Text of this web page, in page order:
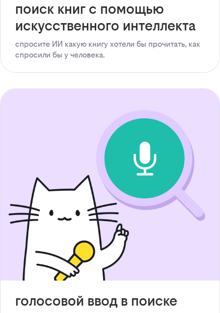
поиск книг с помощью
искусственного интеллекта
спросите ИИ какую книгу хотели бы прочитать, как
спросили бы у человека.
голосовой ввод в поиске